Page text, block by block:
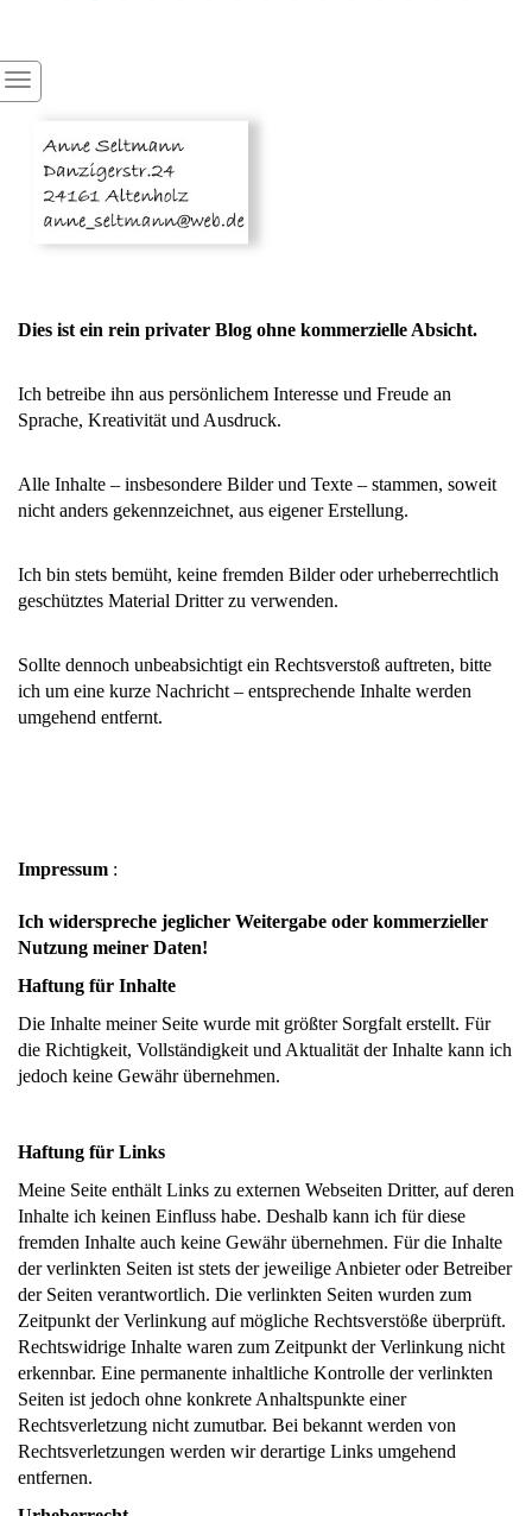
Dies ist ein rein privater Blog ohne kommerzielle Absicht.
Ich betreibe ihn aus persönlichem Interesse und Freude an
Sprache, Kreativität und Ausdruck.
Alle Inhalte – insbesondere Bilder und Texte – stammen, soweit
nicht anders gekennzeichnet, aus eigener Erstellung.
Ich bin stets bemüht, keine fremden Bilder oder urheberrechtlich
geschütztes Material Dritter zu verwenden.
Sollte dennoch unbeabsichtigt ein Rechtsverstoß auftreten, bitte
ich um eine kurze Nachricht – entsprechende Inhalte werden
umgehend entfernt.
Impressum :
Ich widerspreche jeglicher Weitergabe oder kommerzieller
Nutzung meiner Daten!
Haftung für Inhalte
Die Inhalte meiner Seite wurde mit größter Sorgfalt erstellt. Für
die Richtigkeit, Vollständigkeit und Aktualität der Inhalte kann ich
jedoch keine Gewähr übernehmen.
Haftung für Links
Meine Seite enthält Links zu externen Webseiten Dritter, auf deren
Inhalte ich keinen Einfluss habe. Deshalb kann ich für diese
fremden Inhalte auch keine Gewähr übernehmen. Für die Inhalte
der verlinkten Seiten ist stets der jeweilige Anbieter oder Betreiber
der Seiten verantwortlich. Die verlinkten Seiten wurden zum
Zeitpunkt der Verlinkung auf mögliche Rechtsverstöße überprüft.
Rechtswidrige Inhalte waren zum Zeitpunkt der Verlinkung nicht
erkennbar. Eine permanente inhaltliche Kontrolle der verlinkten
Seiten ist jedoch ohne konkrete Anhaltspunkte einer
Rechtsverletzung nicht zumutbar. Bei bekannt werden von
Rechtsverletzungen werden wir derartige Links umgehend
entfernen.